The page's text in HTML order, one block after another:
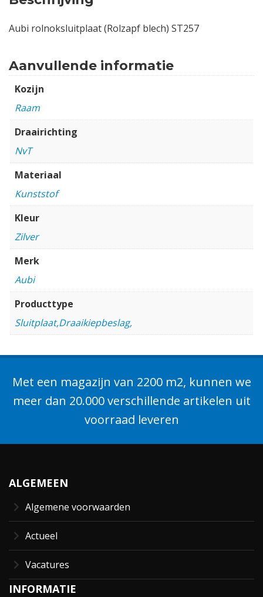
Aubi rolnoksluitplaat (Rolzapf blech) ST257
Aanvullende informatie
Kozijn
Raam
Draairichting
NvT
Materiaal
Kunststof
Kleur
Zilver
Merk
Aubi
Producttype
Sluitplaat,Draaikiepbeslag,
Met een magazijn van 2200 m2, kunnen we
meer dan 20.000 verschillende artikelen uit
voorraad leveren
ALGEMEEN
Algemene voorwaarden
Actueel
Vacatures
INFORMATIE